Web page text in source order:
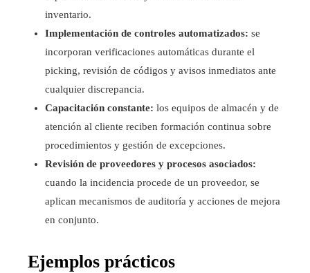
inventario.
Implementación de controles automatizados: se
incorporan verificaciones automáticas durante el
picking, revisión de códigos y avisos inmediatos ante
cualquier discrepancia.
Capacitación constante: los equipos de almacén y de
atención al cliente reciben formación continua sobre
procedimientos y gestión de excepciones.
Revisión de proveedores y procesos asociados:
cuando la incidencia procede de un proveedor, se
aplican mecanismos de auditoría y acciones de mejora
en conjunto.
Ejemplos prácticos